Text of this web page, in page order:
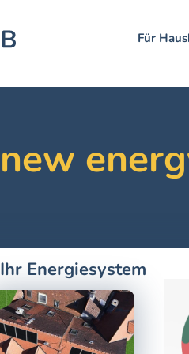
Für
Ihr Energiesystem
new